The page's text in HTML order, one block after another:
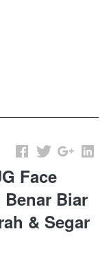
Face
Biar
& Segar